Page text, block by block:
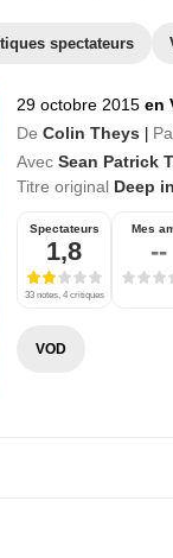
spectateurs
29 octobre 2015 en
De Colin Theys
Avec Sean Patrick
Titre original Deep
Spectateurs
1,8
33 notes, 4 critiques
Mes
--
VOD